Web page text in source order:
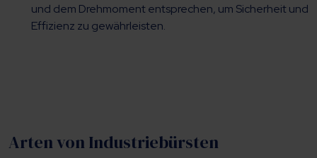
und dem Drehmoment entsprechen, um Sicherheit und
Effizienz zu gewährleisten.
Arten von Industriebürsten